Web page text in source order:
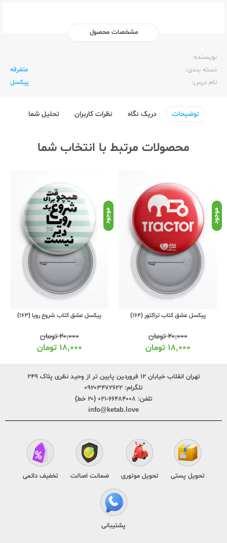
مشخصات محصول
نویسنده:‌
دسته بندی:
متفرقه
نام درس:
پیکسل
توضیحات دریک نگاه نظرات کاربران تحلیل شما
محصولات مرتبط با انتخاب شما
موجود
پیکسل عشق کتاب تراکتور (164)
۲۰,۰۰۰تومان
۱۸,۰۰۰ تومان
موجود
پیکسل عشق کتاب شروع رویا (163)
۲۰,۰۰۰تومان
۱۸,۰۰۰ تومان
تهران انقلاب خیابان ۱۲ فروردین پایین تر از وحید نظری پلاک ۲۴۹
تلگرام: ۰۹۲۰۳۴۷۲۶۲۲
تلفن: ۶۶۴۸۴۰۰۸-۰۲۱ (۲۰ خط)
info@ketab.love
تحویل پستی تحویل موتوری ضمانت اصالت تخفیف دائمی
پشتیبانی